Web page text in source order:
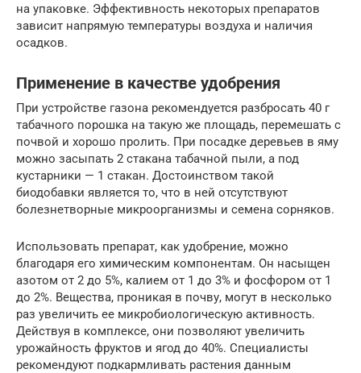
на упаковке. Эффективность некоторых препаратов
зависит напрямую температуры воздуха и наличия
осадков.
Применение в качестве удобрения
При устройстве газона рекомендуется разбросать 40 г
табачного порошка на такую же площадь, перемешать с
почвой и хорошо пролить. При посадке деревьев в яму
можно засыпать 2 стакана табачной пыли, а под
кустарники — 1 стакан. Достоинством такой
биодобавки является то, что в ней отсутствуют
болезнетворные микроорганизмы и семена сорняков.
Использовать препарат, как удобрение, можно
благодаря его химическим компонентам. Он насыщен
азотом от 2 до 5%, калием от 1 до 3% и фосфором от 1
до 2%. Вещества, проникая в почву, могут в несколько
раз увеличить ее микробиологическую активность.
Действуя в комплексе, они позволяют увеличить
урожайность фруктов и ягод до 40%. Специалисты
рекомендуют подкармливать растения данным